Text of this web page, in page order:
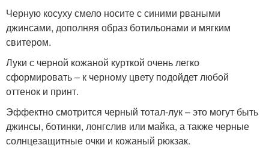
Черную косуху смело носите с синими рваными
джинсами, дополняя образ ботильонами и мягким
свитером.
Луки с черной кожаной курткой очень легко
сформировать – к черному цвету подойдет любой
оттенок и принт.
Эффектно смотрится черный тотал-лук – это могут быть
джинсы, ботинки, лонгслив или майка, а также черные
солнцезащитные очки и кожаный рюкзак.